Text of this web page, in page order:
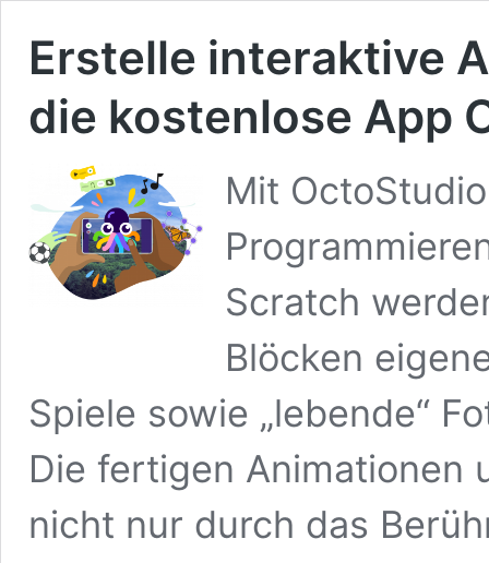
Erstelle interaktive
die kostenlose App
Mit
Scratch
Blöcken
Spiele sowie „lebende“
Die fertigen Animationen
nicht nur durch das